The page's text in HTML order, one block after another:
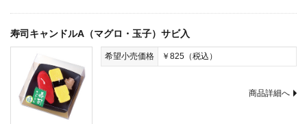
寿司キャンドルA（マグロ・玉子）サビ入
希望小売価格 ￥825（税込）
商品詳細へ